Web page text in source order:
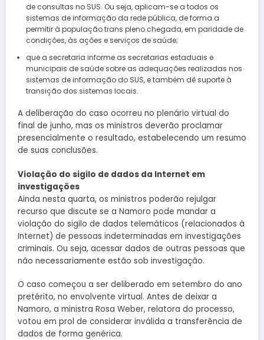
de consultas no SUS. Ou seja, aplicam-se a todos os
sistemas de informação da rede pública, de forma a
permitir à população trans pleno chegada, em paridade de
condições, às ações e serviços de saúde;
que a secretaria informe as secretarias estaduais e
municipais de saúde sobre as adequações realizadas nos
sistemas de informação do SUS, e também dê suporte à
transição dos sistemas locais.
A deliberação do caso ocorreu no plenário virtual do
final de junho, mas os ministros deverão proclamar
presencialmente o resultado, estabelecendo um resumo
de suas conclusões.
Violação do sigilo de dados da Internet em
investigações
Ainda nesta quarta, os ministros poderão rejulgar
recurso que discute se a Namoro pode mandar a
violação do sigilo de dados telemáticos (relacionados à
Internet) de pessoas indeterminadas em investigações
criminais. Ou seja, acessar dados de outras pessoas que
não necessariamente estão sob investigação.
O caso começou a ser deliberado em setembro do ano
pretérito, no envolvente virtual. Antes de deixar a
Namoro, a ministra Rosa Weber, relatora do processo,
votou em prol de considerar inválida a transferência de
dados de forma genérica.